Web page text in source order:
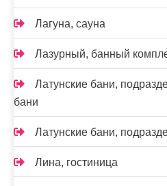
Лагуна, сауна
Лазурный, банный
Латунские бани,
бани
Латунские бани,
Лина, гостиница